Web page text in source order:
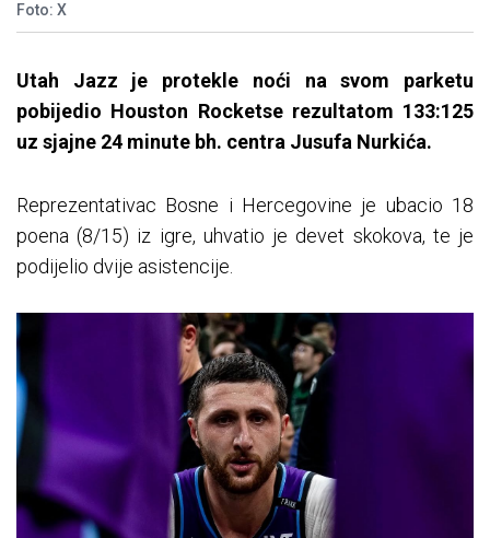
Foto: X
Utah Jazz je protekle noći na svom parketu
pobijedio Houston Rocketse rezultatom 133:125
uz sjajne 24 minute bh. centra Jusufa Nurkića.
Reprezentativac Bosne i Hercegovine je ubacio 18
poena (8/15) iz igre, uhvatio je devet skokova, te je
podijelio dvije asistencije.